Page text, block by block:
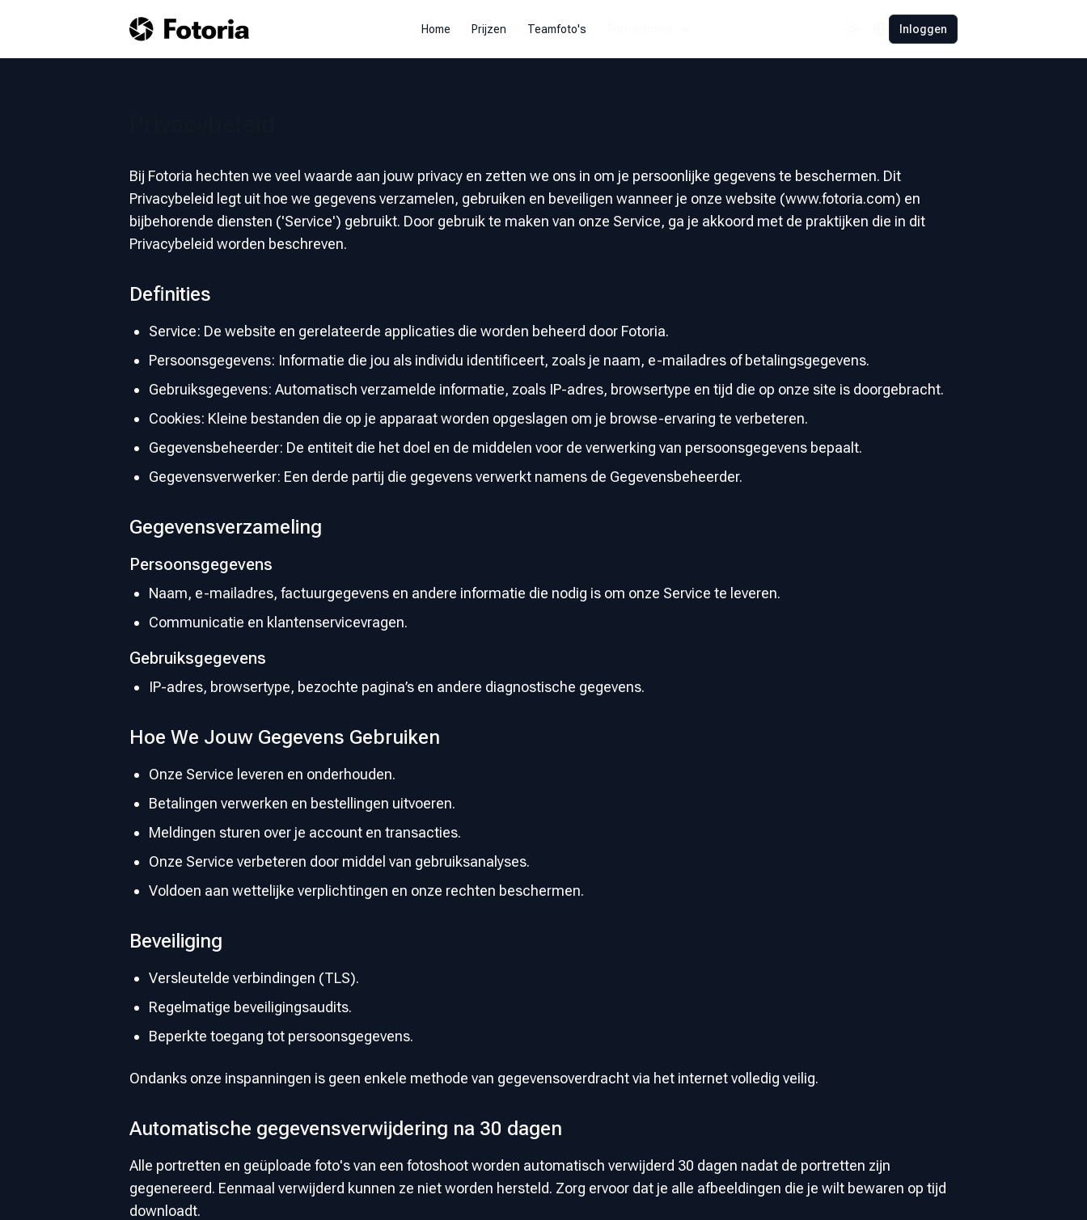
Home Prijzen Teamfoto's
Español
Polski
Türkçe
中文
Inloggen
Bij Fotoria hechten we veel waarde aan jouw privacy en zetten we ons in om je persoonlijke gegevens te beschermen. Dit
Privacybeleid legt uit hoe we gegevens verzamelen, gebruiken en beveiligen wanneer je onze website (www.fotoria.com) en
bijbehorende diensten ('Service') gebruikt. Door gebruik te maken van onze Service, ga je akkoord met de praktijken die in dit
Privacybeleid worden beschreven.
Definities
Service: De website en gerelateerde applicaties die worden beheerd door Fotoria.
Persoonsgegevens: Informatie die jou als individu identificeert, zoals je naam, e-mailadres of betalingsgegevens.
Gebruiksgegevens: Automatisch verzamelde informatie, zoals IP-adres, browsertype en tijd die op onze site is doorgebracht.
Cookies: Kleine bestanden die op je apparaat worden opgeslagen om je browse-ervaring te verbeteren.
Gegevensbeheerder: De entiteit die het doel en de middelen voor de verwerking van persoonsgegevens bepaalt.
Gegevensverwerker: Een derde partij die gegevens verwerkt namens de Gegevensbeheerder.
Gegevensverzameling
Persoonsgegevens
Naam, e-mailadres, factuurgegevens en andere informatie die nodig is om onze Service te leveren.
Communicatie en klantenservicevragen.
Gebruiksgegevens
IP-adres, browsertype, bezochte pagina’s en andere diagnostische gegevens.
Hoe We Jouw Gegevens Gebruiken
Onze Service leveren en onderhouden.
Betalingen verwerken en bestellingen uitvoeren.
Meldingen sturen over je account en transacties.
Onze Service verbeteren door middel van gebruiksanalyses.
Voldoen aan wettelijke verplichtingen en onze rechten beschermen.
Beveiliging
Versleutelde verbindingen (TLS).
Regelmatige beveiligingsaudits.
Beperkte toegang tot persoonsgegevens.
Ondanks onze inspanningen is geen enkele methode van gegevensoverdracht via het internet volledig veilig.
Automatische gegevensverwijdering na 30 dagen
Alle portretten en geüploade foto's van een fotoshoot worden automatisch verwijderd 30 dagen nadat de portretten zijn
gegenereerd. Eenmaal verwijderd kunnen ze niet worden hersteld. Zorg ervoor dat je alle afbeeldingen die je wilt bewaren op tijd
downloadt.